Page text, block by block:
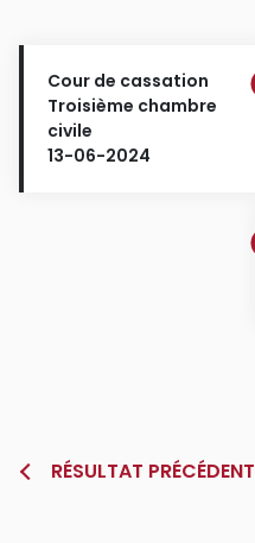
Cour de cassation
Troisième chambre
civile
13-06-2024
RÉSULTAT PRÉCÉDENT